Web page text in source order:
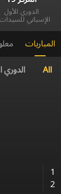
الدوري الأول
الإسباني للسيدات
المباريات
All
1
2